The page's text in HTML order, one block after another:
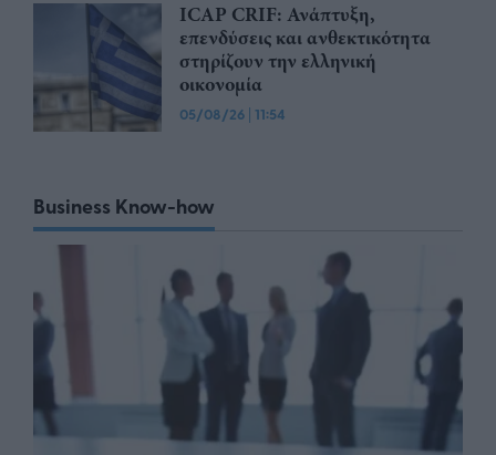
ICAP CRIF: Ανάπτυξη,
επενδύσεις και ανθεκτικότητα
στηρίζουν την ελληνική
οικονομία
05/08/26 | 11:54
Business Know-how